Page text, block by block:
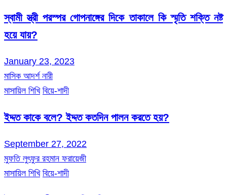
স্বামী স্ত্রী পরস্পর গোপনাঙ্গের দিকে তাকালে কি স্মৃতি শক্তি নষ্ট
হয়ে যায়?
January 23, 2023
মাসিক আদর্শ নারী
মাসায়িল শিখি বিয়ে-শাদী
ইদ্দত কাকে বলে? ইদ্দত কতদিন পালন করতে হয়?
September 27, 2022
মুফতি লুৎফুর রহমান ফরায়েজী
মাসায়িল শিখি বিয়ে-শাদী